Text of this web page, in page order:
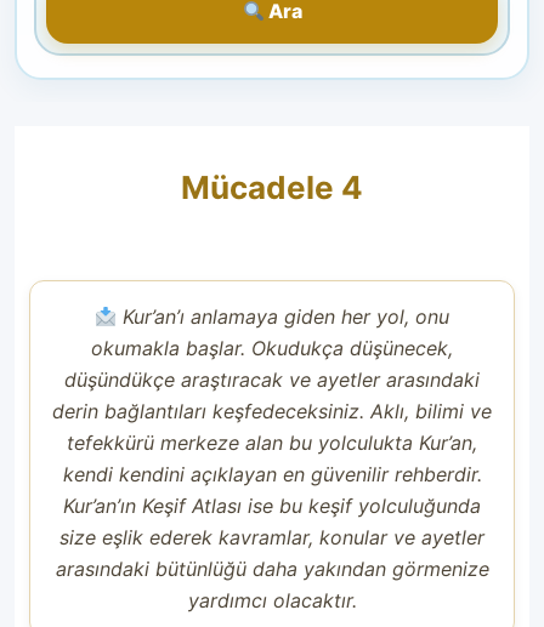
Ara
Mücadele 4
Kur’an’ı anlamaya giden her yol, onu
okumakla başlar. Okudukça düşünecek,
düşündükçe araştıracak ve ayetler arasındaki
derin bağlantıları keşfedeceksiniz. Aklı, bilimi ve
tefekkürü merkeze alan bu yolculukta Kur’an,
kendi kendini açıklayan en güvenilir rehberdir.
Kur’an’ın Keşif Atlası ise bu keşif yolculuğunda
size eşlik ederek kavramlar, konular ve ayetler
arasındaki bütünlüğü daha yakından görmenize
yardımcı olacaktır.
Paylaşım Atlası